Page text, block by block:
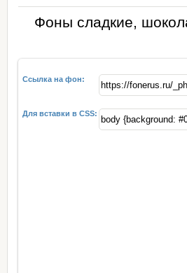
Фоны сладкие,
Ссылка на фон:
Для вставки в CSS: